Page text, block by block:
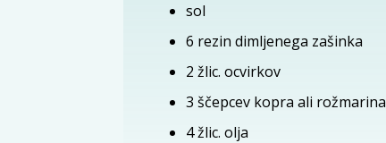
sol
6 rezin dimljenega zašinka
2 žlic. ocvirkov
3 ščepcev kopra ali rožmarina
4žlic. olja